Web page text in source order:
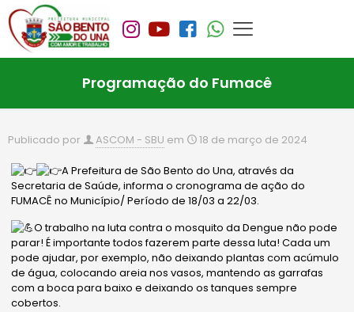
Programação do Fumacê
Publicado por ASCOM - SBU em 18 de março de 2024
A Prefeitura de São Bento do Una, através da
Secretaria de Saúde, informa o cronograma de ação do
FUMACÊ no Município/ Período de 18/03 a 22/03.
O trabalho na luta contra o mosquito da Dengue não pode
parar! É importante todos fazerem parte dessa luta! Cada um
pode ajudar, por exemplo, não deixando plantas com acúmulo
de água, colocando areia nos vasos, mantendo as garrafas
com a boca para baixo e deixando os tanques sempre
cobertos.